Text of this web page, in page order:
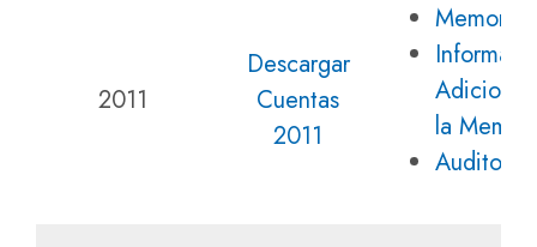
2011
Descargar
Cuentas
2011
Memoria
la
Auditoría